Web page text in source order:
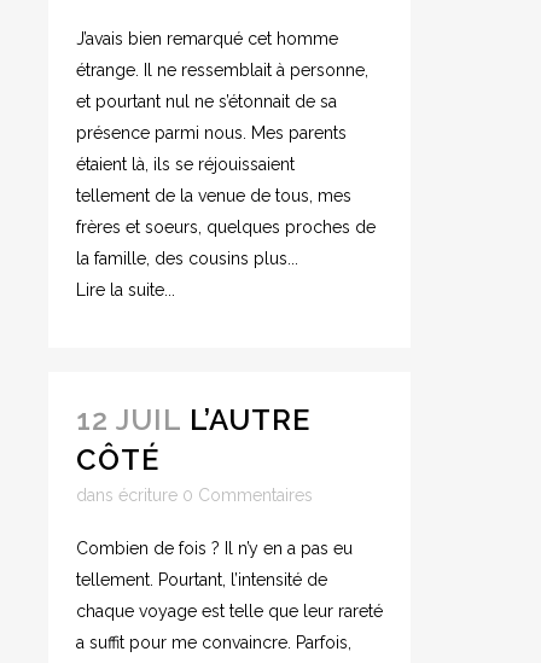
J’avais bien remarqué cet homme
étrange. Il ne ressemblait à personne,
et pourtant nul ne s’étonnait de sa
présence parmi nous. Mes parents
étaient là, ils se réjouissaient
tellement de la venue de tous, mes
frères et soeurs, quelques proches de
la famille, des cousins plus...
Lire la suite...
12 JUIL L’AUTRE
CÔTÉ
dans écriture 0 Commentaires
Combien de fois ? Il n’y en a pas eu
tellement. Pourtant, l’intensité de
chaque voyage est telle que leur rareté
a suffit pour me convaincre. Parfois,